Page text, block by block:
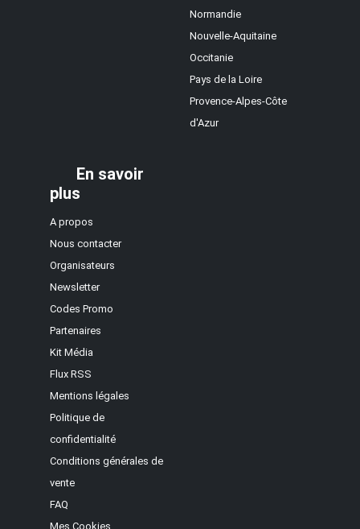
Normandie
Nouvelle-Aquitaine
Occitanie
Pays de la Loire
Provence-Alpes-Côte
d'Azur
En savoir
plus
A propos
Nous contacter
Organisateurs
Newsletter
Codes Promo
Partenaires
Kit Média
Flux RSS
Mentions légales
Politique de
confidentialité
Conditions générales de
vente
FAQ
Mes Cookies